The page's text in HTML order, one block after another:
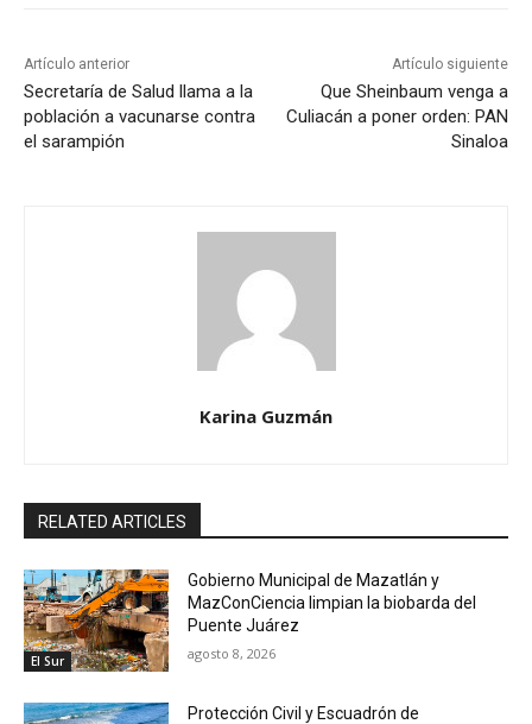
Artículo anterior
Secretaría de Salud llama a la
población a vacunarse contra
el sarampión
Artículo siguiente
Que Sheinbaum venga a
Culiacán a poner orden: PAN
Sinaloa
Karina Guzmán
RELATED ARTICLES
El Sur
Gobierno Municipal de Mazatlán y
MazConCiencia limpian la biobarda del
Puente Juárez
agosto 8, 2026
Protección Civil y Escuadrón de